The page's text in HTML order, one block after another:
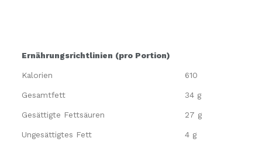
Ernährungsrichtlinien (pro Portion)
Kalorien 610
Gesamtfett 34 g
Gesättigte Fettsäuren 27 g
Ungesättigtes Fett 4 g